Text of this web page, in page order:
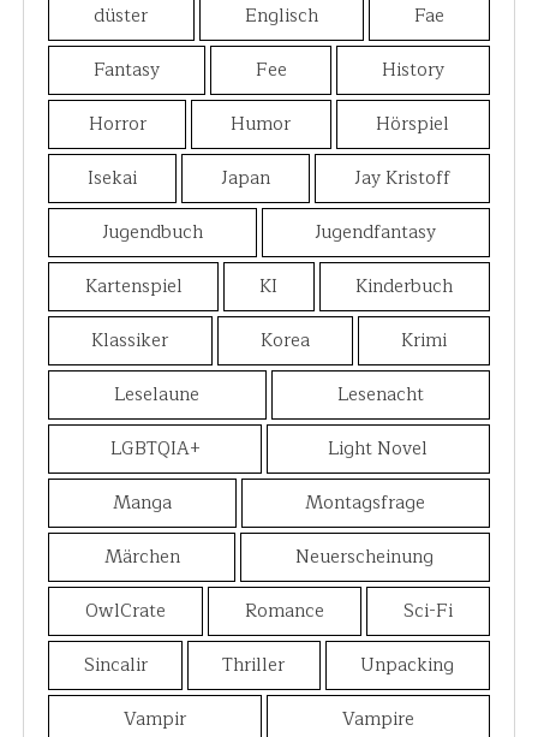
düster
Englisch
Fae
Fantasy
Fee
History
Horror
Humor
Hörspiel
Isekai
Japan
Jay Kristoff
Jugendbuch
Jugendfantasy
Kartenspiel
KI
Kinderbuch
Klassiker
Korea
Krimi
Leselaune
Lesenacht
LGBTQIA+
Light Novel
Manga
Montagsfrage
Märchen
Neuerscheinung
OwlCrate
Romance
Sci-Fi
Sincalir
Thriller
Unpacking
Vampir
Vampire